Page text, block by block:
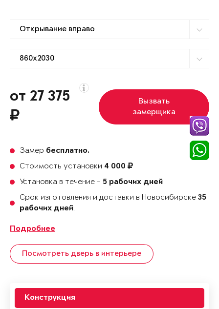
от 27 375
Вызвать
замерщика
Замер бесплатно.
Стоимость установки 4 000
Установка в течение - 5 рабочих дней
Срок изготовления и доставки в Новосибирске 35
рабочих дней.
Подробнее
Посмотреть дверь в интерьере
Конструкция